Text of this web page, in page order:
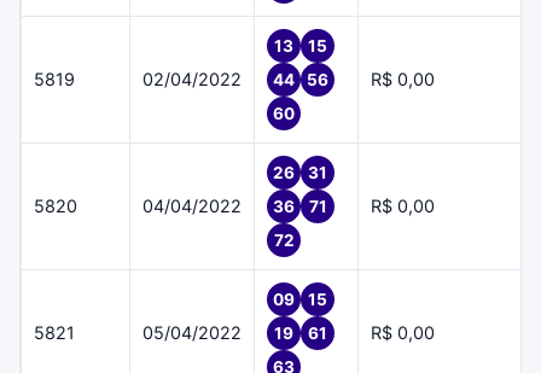
5819 02/04/2022
13
15
44
56
60
R$ 0,00
5820 04/04/2022
26
31
36
71
72
R$ 0,00
5821 05/04/2022
09
15
19
61
63
R$ 0,00